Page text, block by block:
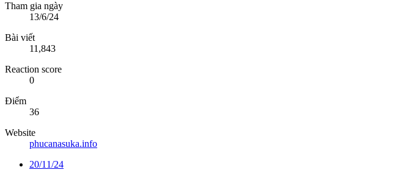
Tham gia ngày
13/6/24
Bài viết
11,843
Reaction score
0
Điểm
36
Website
phucanasuka.info
20/11/24